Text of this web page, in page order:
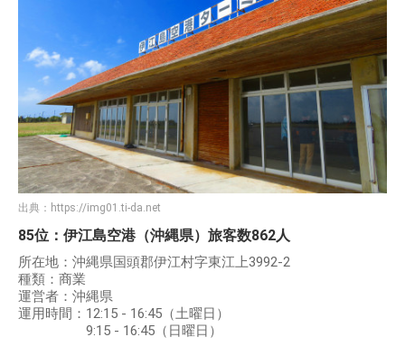
出典： https://img01.ti-da.net
85位：伊江島空港（沖縄県）旅客数862人
所在地：沖縄県国頭郡伊江村字東江上3992-2
種類：商業
運営者：沖縄県
運用時間：12:15 - 16:45（土曜日）
9:15 - 16:45（日曜日）